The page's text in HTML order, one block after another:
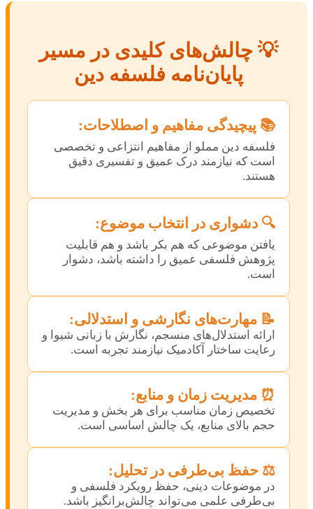
💡 چالش‌های کلیدی در مسیر
پایان‌نامه فلسفه دین
📚 پیچیدگی مفاهیم و اصطلاحات:
فلسفه دین مملو از مفاهیم انتزاعی و تخصصی
است که نیازمند درک عمیق و تفسیری دقیق
هستند.
🔍 دشواری در انتخاب موضوع:
یافتن موضوعی که هم بکر باشد و هم قابلیت
پژوهش فلسفی عمیق را داشته باشد، دشوار
است.
📝 مهارت‌های نگارشی و استدلالی:
ارائه استدلال‌های منسجم، نگارش با زبانی شیوا و
رعایت ساختار آکادمیک نیازمند تجربه است.
⏰ مدیریت زمان و منابع:
تخصیص زمان مناسب برای هر بخش و مدیریت
حجم بالای منابع، یک چالش اساسی است.
⚖️ حفظ بی‌طرفی در تحلیل:
در موضوعات دینی، حفظ رویکرد فلسفی و
بی‌طرفی علمی می‌تواند چالش‌برانگیز باشد.